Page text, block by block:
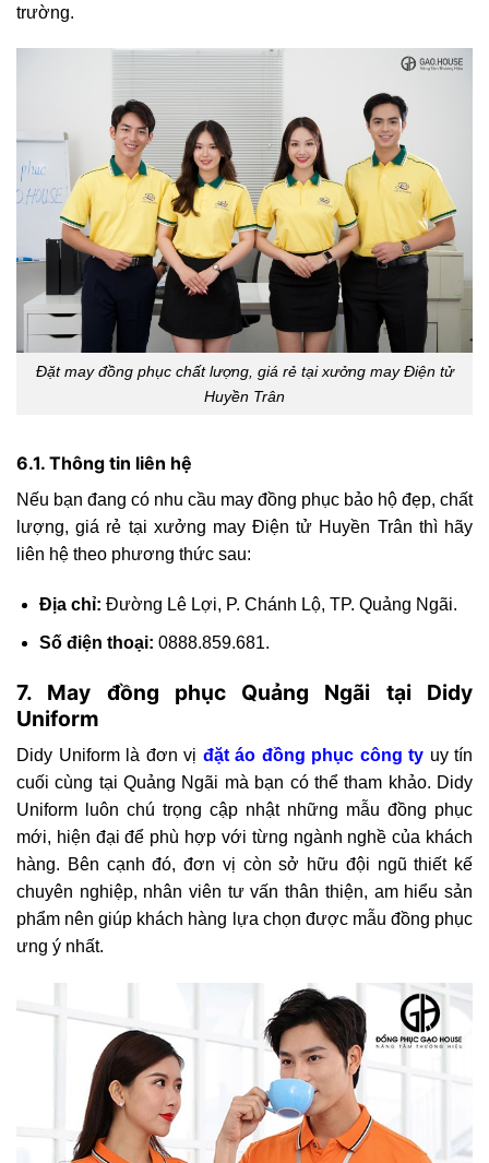
trường.
Đặt may đồng phục chất lượng, giá rẻ tại xưởng may Điện tử
Huyền Trân
6.1. Thông tin liên hệ
Nếu bạn đang có nhu cầu may đồng phục bảo hộ đẹp, chất
lượng, giá rẻ tại xưởng may Điện tử Huyền Trân thì hãy
liên hệ theo phương thức sau:
Địa chỉ: Đường Lê Lợi, P. Chánh Lộ, TP. Quảng Ngãi.
Số điện thoại: 0888.859.681.
7. May đồng phục Quảng Ngãi tại Didy
Uniform
Didy Uniform là đơn vị đặt áo đồng phục công ty uy tín
cuối cùng tại Quảng Ngãi mà bạn có thể tham khảo. Didy
Uniform luôn chú trọng cập nhật những mẫu đồng phục
mới, hiện đại để phù hợp với từng ngành nghề của khách
hàng. Bên cạnh đó, đơn vị còn sở hữu đội ngũ thiết kế
chuyên nghiệp, nhân viên tư vấn thân thiện, am hiểu sản
phẩm nên giúp khách hàng lựa chọn được mẫu đồng phục
ưng ý nhất.